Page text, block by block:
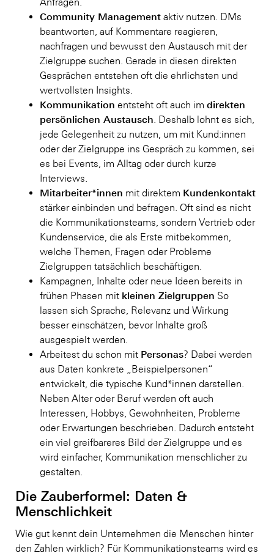
Community Management aktiv nutzen. DMs
beantworten, auf Kommentare reagieren,
nachfragen und bewusst den Austausch mit der
Zielgruppe suchen. Gerade in diesen direkten
Gesprächen entstehen oft die ehrlichsten und
wertvollsten Insights.
Kommunikation entsteht oft auch im direkten
persönlichen Austausch . Deshalb lohnt es sich,
jede Gelegenheit zu nutzen, um mit Kund:innen
oder der Zielgruppe ins Gespräch zu kommen, sei
es bei Events, im Alltag oder durch kurze
Interviews.
Mitarbeiter*innen mit direktem Kundenkontakt
stärker einbinden und befragen. Oft sind es nicht
die Kommunikationsteams, sondern Vertrieb oder
Kundenservice, die als Erste mitbekommen,
welche Themen, Fragen oder Probleme
Zielgruppen tatsächlich beschäftigen.
Kampagnen, Inhalte oder neue Ideen bereits in
frühen Phasen mit kleinen Zielgruppen So
lassen sich Sprache, Relevanz und Wirkung
besser einschätzen, bevor Inhalte groß
ausgespielt werden.
Arbeitest du schon mit Personas? Dabei werden
aus Daten konkrete „Beispielpersonen“
entwickelt, die typische Kund*innen darstellen.
Neben Alter oder Beruf werden oft auch
Interessen, Hobbys, Gewohnheiten, Probleme
oder Erwartungen beschrieben. Dadurch entsteht
ein viel greifbareres Bild der Zielgruppe und es
wird einfacher, Kommunikation menschlicher zu
gestalten.
Die Zauberformel: Daten &
Menschlichkeit
Wie gut kennt dein Unternehmen die Menschen hinter
den Zahlen wirklich? Für Kommunikationsteams wird es